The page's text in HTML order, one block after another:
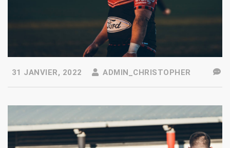
31 JANVIER, 2022 ADMIN_CHRISTOPHER